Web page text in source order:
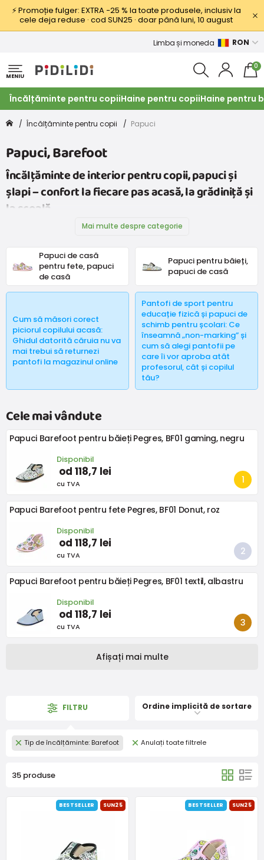
⚡ Promoție fulger: EXTRA −25 % la toate produsele, inclusiv la
cele deja reduse · cod SUN25 · doar până luni, 10 august
Limba și moneda RON
MENIU
0
Încălțăminte pentru copiiHaine pentru copiiHaine pentru
Încălțăminte pentru copii Papuci
Papuci, Barefoot
Încălțăminte de interior pentru copii, papuci și
șlapi – confort la fiecare pas acasă, la grădiniță și
la școală
Mai multe despre categorie
Papuci de casă
pentru fete, papuci
de casă
Papuci pentru băieți,
papuci de casă
Cum să măsori corect
piciorul copilului acasă:
Ghidul datorită căruia nu va
mai trebui să returnezi
pantofi la magazinul online
Pantofi de sport pentru
educație fizică și papuci de
schimb pentru școlari: Ce
înseamnă „non-marking” și
cum să alegi pantofii pe
care îi vor aproba atât
profesorul, cât și copilul
tău?
Cele mai vândute
Papuci Barefoot pentru băieți Pegres, BF01 gaming, negru
Disponibil
od 118,7 lei
cu TVA
Papuci Barefoot pentru fete Pegres, BF01 Donut, roz
Disponibil
od 118,7 lei
cu TVA
Papuci Barefoot pentru băieți Pegres, BF01 textil, albastru
Disponibil
od 118,7 lei
cu TVA
Afișați mai multe
FILTRU Ordine implicită de sortare
Tip de încălțăminte: Barefoot Anulați toate filtrele
35 produse
BESTSELLER SUN25 BESTSELLER SUN25